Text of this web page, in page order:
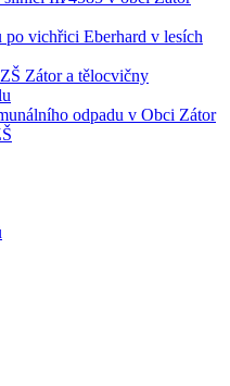
po vichřici Eberhard v lesích
Zátor a tělocvičny
odpadu v Obci Zátor